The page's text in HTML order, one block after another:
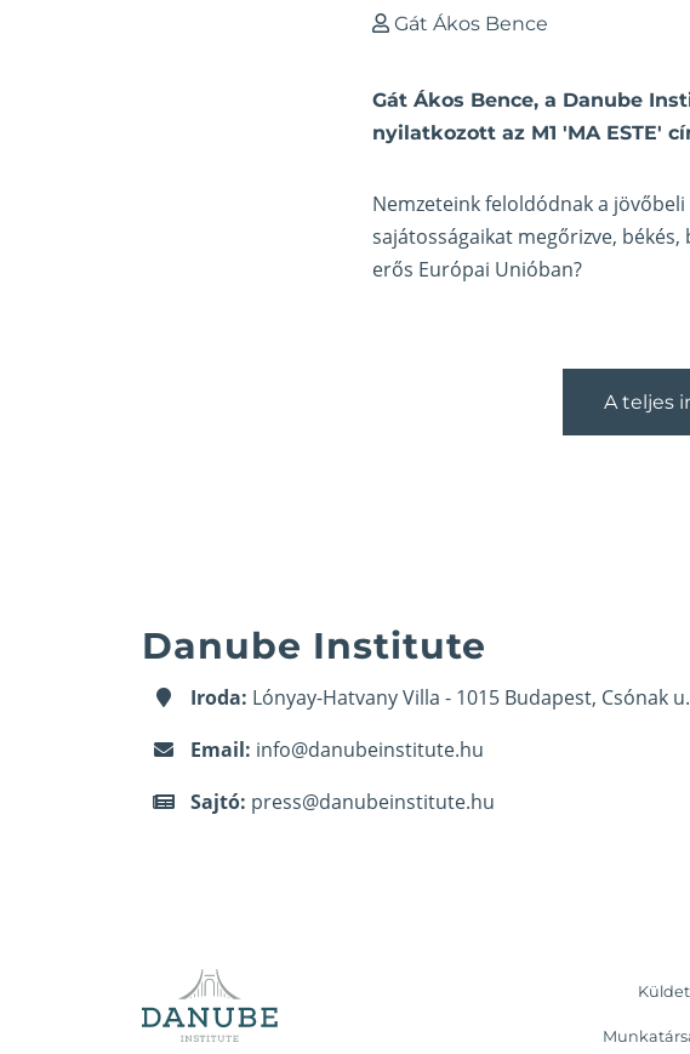
Gát Ákos Bence
Gát Ákos Bence, a Danube
nyilatkozott az M1 'MA ESTE'
Nemzeteink feloldódnak a
sajátosságaikat megőrizve,
erős Európai Unióban?
A teljes
Danube Institute
Iroda: Lónyay-Hatvany Villa - 1015 Budapest, Csónak
Email: info@danubeinstitute.hu
Sajtó: press@danubeinstitute.hu